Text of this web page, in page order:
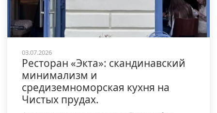
03.07.2026
Ресторан «Экта»: скандинавский
минимализм и
средиземноморская кухня на
Чистых прудах.